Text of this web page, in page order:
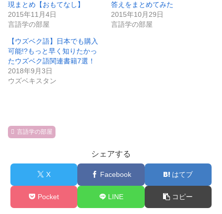
現まとめ【おもてなし】
2015年11月4日
言語学の部屋
答えをまとめてみた
2015年10月29日
言語学の部屋
【ウズベク語】日本でも購入
可能!?もっと早く知りたかっ
たウズベク語関連書籍7選！
2018年9月3日
ウズベキスタン
言語学の部屋
シェアする
X Facebook はてブ
Pocket LINE コピー